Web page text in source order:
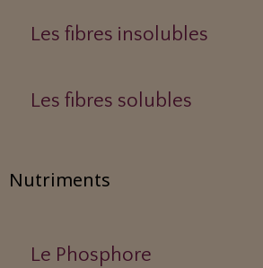
Les fibres insolubles
Les fibres solubles
Nutriments
Le Phosphore